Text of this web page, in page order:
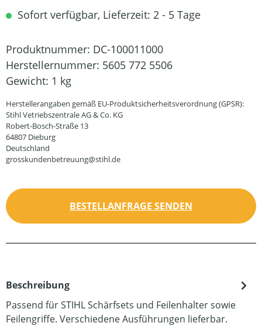
Sofort verfügbar, Lieferzeit: 2 - 5 Tage
Produktnummer: DC-100011000
Herstellernummer: 5605 772 5506
Gewicht: 1 kg
Herstellerangaben gemäß EU-Produktsicherheitsverordnung (GPSR):
Stihl Vetriebszentrale AG & Co. KG
Robert-Bosch-Straße 13
64807 Dieburg
Deutschland
grosskundenbetreuung@stihl.de
BESTELLANFRAGE SENDEN
Beschreibung
Passend für STIHL Schärfsets und Feilenhalter sowie
Feilengriffe. Verschiedene Ausführungen lieferbar.